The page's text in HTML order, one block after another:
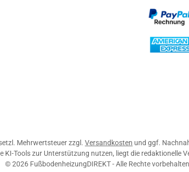
Vorkasse,
Mehrwertsteuer zzgl. Versandkosten und ggf.
Tools zur Unterstützung nutzen, liegt die
© 2026 FußbodenheizungDIREKT - Alle Rechte